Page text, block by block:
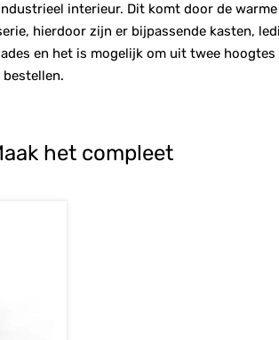
interieur. Dit komt door de
hierdoor zijn er bijpassende kasten,
en het is mogelijk om uit twee hoogtes
het compleet